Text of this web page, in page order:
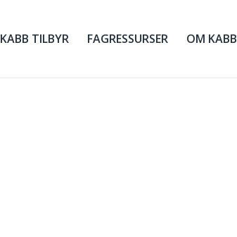
KABB TILBYR FAGRESSURSER OM KABB